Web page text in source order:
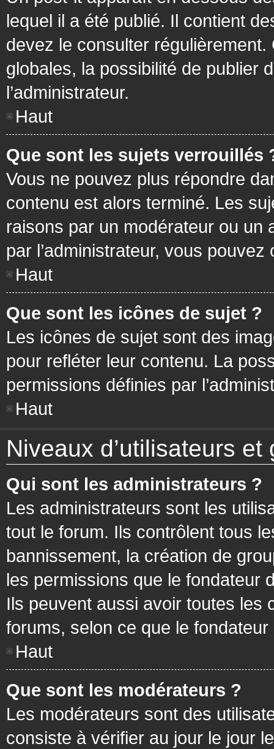
lequel il a été publié. Il contient
devez le consulter
globales, la possibilité de publier
l’administrateur.
Haut
Que sont les sujets verrouillés
Vous ne pouvez plus répondre
contenu est alors terminé. Les
raisons par un modérateur ou un
par l’administrateur, vous
Haut
Que sont les icônes de sujet ?
Les icônes de sujet sont des
pour refléter leur contenu. La
permissions définies par
Haut
Niveaux d’utilisateurs et
Qui sont les administrateurs ?
Les administrateurs sont les
tout le forum. Ils contrôlent tous
bannissement, la création de
les permissions que le fondateur
Ils peuvent aussi avoir toutes les
forums, selon ce que le
Haut
Que sont les modérateurs ?
Les modérateurs sont des
consiste à vérifier au jour le jour